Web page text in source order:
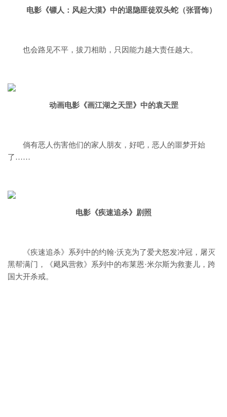
电影《镖人：风起大漠》中的退隐匪徒双头蛇（张晋饰）
也会路见不平，拔刀相助， 只因能力越大责任越大。
动画电影《画江湖之天罡》中的袁天罡
倘有恶人伤害他们的家人朋友， 好吧，恶人的噩梦开始
了……
电影《疾速追杀》剧照
《疾速追杀》系列中的约翰·沃克为了爱犬怒发冲冠， 屠灭
黑帮满门，
《飓风营救》系列中的布莱恩·米尔斯为救妻儿， 跨
国大开杀戒。